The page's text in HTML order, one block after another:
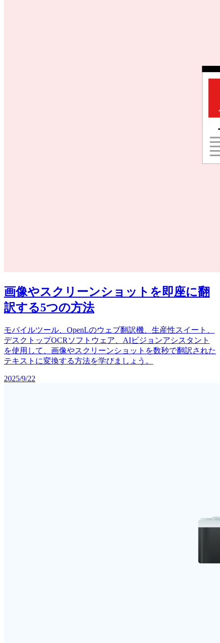
画像やスクリーンショットを即座に翻
訳する5つの方法
モバイルツール、OpenLのウェブ翻訳機、生産性スイート、
デスクトップOCRソフトウェア、AIビジョンアシスタント
を使用して、画像やスクリーンショットを数秒で翻訳された
テキストに変換する方法を学びましょう。
2025/9/22